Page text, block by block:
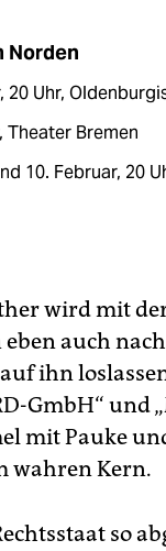
Norden
20 Uhr,
Theater Bremen
10. Februar, 20
wird mit
auch
ihn
GmbH“ und
mit Pauke
wahren Kern.
so